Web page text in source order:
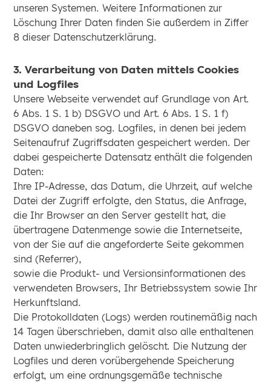
unseren Systemen. Weitere Informationen zur
Löschung Ihrer Daten finden Sie außerdem in Ziffer
8 dieser Datenschutzerklärung.
3. Verarbeitung von Daten mittels Cookies
und Logfiles
Unsere Webseite verwendet auf Grundlage von Art.
6 Abs. 1 S. 1 b) DSGVO und Art. 6 Abs. 1 S. 1 f)
DSGVO daneben sog. Logfiles, in denen bei jedem
Seitenaufruf Zugriffsdaten gespeichert werden. Der
dabei gespeicherte Datensatz enthält die folgenden
Daten:
Ihre IP-Adresse, das Datum, die Uhrzeit, auf welche
Datei der Zugriff erfolgte, den Status, die Anfrage,
die Ihr Browser an den Server gestellt hat, die
übertragene Datenmenge sowie die Internetseite,
von der Sie auf die angeforderte Seite gekommen
sind (Referrer),
sowie die Produkt- und Versionsinformationen des
verwendeten Browsers, Ihr Betriebssystem sowie Ihr
Herkunftsland.
Die Protokolldaten (Logs) werden routinemäßig nach
14 Tagen überschrieben, damit also alle enthaltenen
Daten unwiederbringlich gelöscht. Die Nutzung der
Logfiles und deren vorübergehende Speicherung
erfolgt, um eine ordnungsgemäße technische